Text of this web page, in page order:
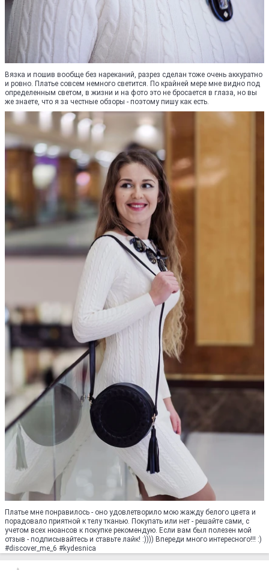
Вязка и пошив вообще без нареканий, разрез сделан тоже очень аккуратно
и ровно. Платье совсем немного светится. По крайней мере мне видно под
определенным светом, в жизни и на фото это не бросается в глаза, но вы
же знаете, что я за честные обзоры - поэтому пишу как есть.
Платье мне понравилось - оно удовлетворило мою жажду белого цвета и
порадовало приятной к телу тканью. Покупать или нет - решайте сами, с
учетом всех нюансов к покупке рекомендую. Если вам был полезен мой
отзыв - подписывайтесь и ставьте лайк! :)))) Впереди много интересного!!! :)
#discover_me_6 #kydesnica